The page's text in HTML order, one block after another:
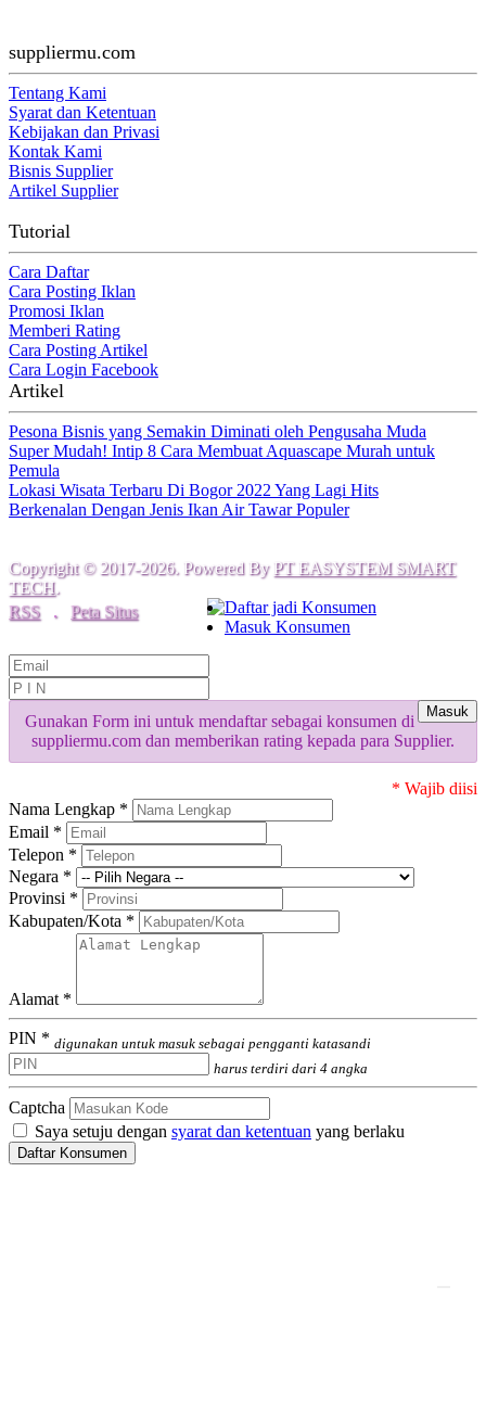
suppliermu.com
Tentang Kami
Syarat dan Ketentuan
Kebijakan dan Privasi
Kontak Kami
Bisnis Supplier
Artikel Supplier
Tutorial
Cara Daftar
Cara Posting Iklan
Promosi Iklan
Memberi Rating
Cara Posting Artikel
Cara Login Facebook
Artikel
Pesona Bisnis yang Semakin Diminati oleh Pengusaha Muda
Super Mudah! Intip 8 Cara Membuat Aquascape Murah untuk
Pemula
Lokasi Wisata Terbaru Di Bogor 2022 Yang Lagi Hits
Berkenalan Dengan Jenis Ikan Air Tawar Populer
Copyright © 2017-2026. Powered By PT EASYSTEM SMART
TECH.
RSS
. Peta Situs
Daftar jadi Konsumen
Masuk Konsumen
Masuk
Gunakan Form ini untuk mendaftar sebagai konsumen di
suppliermu.com dan memberikan rating kepada para Supplier.
* Wajib diisi
Nama Lengkap *
Email *
Telepon *
Negara *
Provinsi *
Kabupaten/Kota *
Alamat *
PIN * digunakan untuk masuk sebagai pengganti katasandi
harus terdiri dari 4 angka
Captcha
Saya setuju dengan syarat dan ketentuan yang berlaku
Daftar Konsumen